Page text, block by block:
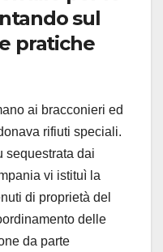
sul
pratiche
ai bracconieri ed
rifiuti speciali.
sequestrata dai
vi istituì la
di proprietà del
delle
da parte